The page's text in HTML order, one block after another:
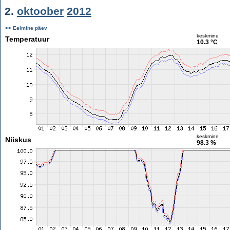
2. oktoober 2012
<< Eelmine päev
Temperatuur keskmine
10.3 °C
Niiskus keskmine
98.3 %